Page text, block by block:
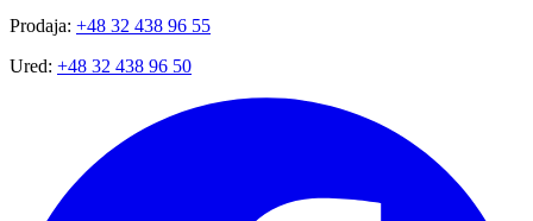
Prodaja: +48 32 438 96 55
Ured: +48 32 438 96 50